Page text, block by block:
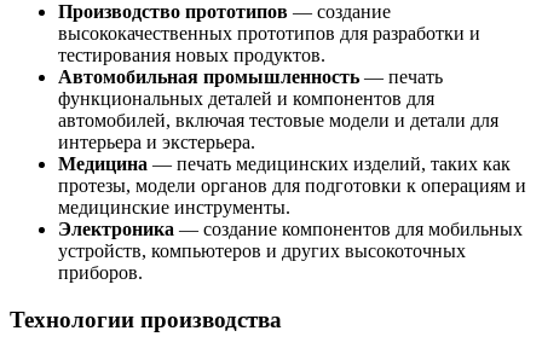
Производство прототипов — создание
высококачественных прототипов для разработки и
тестирования новых продуктов.
Автомобильная промышленность — печать
функциональных деталей и компонентов для
автомобилей, включая тестовые модели и детали для
интерьера и экстерьера.
Медицина — печать медицинских изделий, таких как
протезы, модели органов для подготовки к операциям и
медицинские инструменты.
Электроника — создание компонентов для мобильных
устройств, компьютеров и других высокоточных
приборов.
Технологии производства